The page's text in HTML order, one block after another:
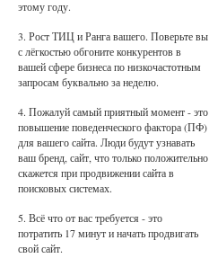
этому году.
3. Рост ТИЦ и Ранга вашего. Поверьте вы
с лёгкостью обгоните конкурентов в
вашей сфере бизнеса по низкочастотным
запросам буквально за неделю.
4. Пожалуй самый приятный момент - это
повышение поведенческого фактора (ПФ)
для вашего сайта. Люди будут узнавать
ваш бренд, сайт, что только положительно
скажется при продвижении сайта в
поисковых системах.
5. Всё что от вас требуется - это
потратить 17 минут и начать продвигать
свой сайт.